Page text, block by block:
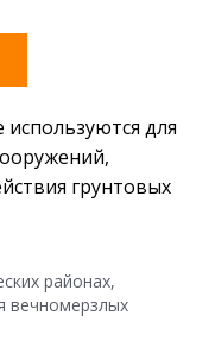
для
грунтовых
районах,
вечномерзлых